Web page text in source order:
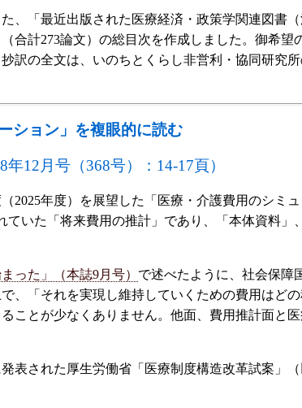
、「最近出版された医療経済・政策学関連図書
合計273論文）の総目次を作成しました。御希
訳の全文は、いのちとくらし非営利・協同研究
ション」を複眼的に読む
12月号（368号）：14-17頁）
2025年度）を展望した「医療・介護費用のシミ
いた「将来費用の推計」であり、「本体資料
った」（本誌9月号） で述べたように、社会保障
、「それを実現し維持していくための費用はど
ことが少なくありません。他面、費用推計面と
表された厚生労働省「医療制度構造改革試案」